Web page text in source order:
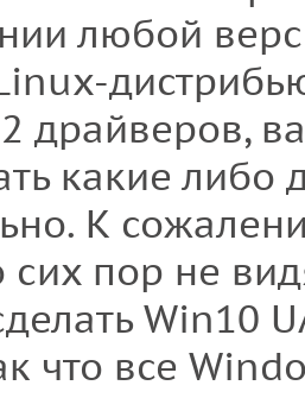
любой
драйверов,
какие либо
К
пор не
Win10
что все